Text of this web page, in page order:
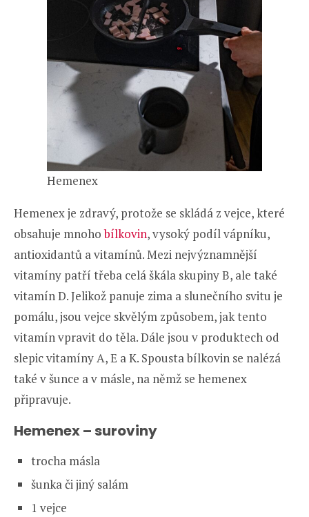
Hemenex
Hemenex je zdravý, protože se skládá z vejce, které
obsahuje mnohobílkovin, vysoký podíl vápníku,
antioxidantů a vitamínů. Mezi nejvýznamnější
vitamíny patří třeba celá škála skupiny B, ale také
vitamín D. Jelikož panuje zima a slunečního svitu je
pomálu, jsou vejce skvělým způsobem, jak tento
vitamín vpravit do těla. Dále jsou v produktech od
slepic vitamíny A, E a K. Spousta bílkovin se nalézá
také v šunce a v másle, na němž se hemenex
připravuje.
Hemenex – suroviny
trocha másla
šunka či jiný salám
1 vejce